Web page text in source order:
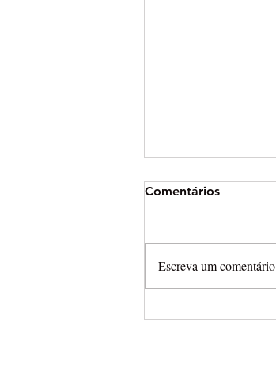
Comentários
Escreva um comentário